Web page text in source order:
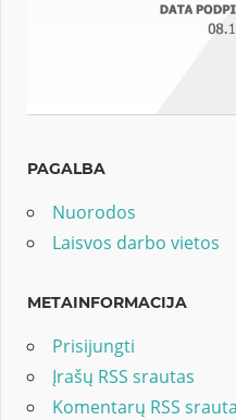
PAGALBA
Nuorodos
Laisvos darbo vietos
METAINFORMACIJA
Prisijungti
Įrašų RSS srautas
Komentarų RSS